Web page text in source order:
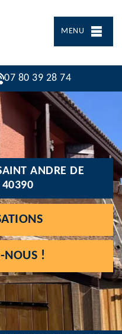
MENU
07 80 39 28 74
ANDRE DE
40390
NOUS !